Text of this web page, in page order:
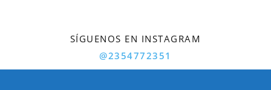
SÍGUENOS EN INSTAGRAM
@2354772351